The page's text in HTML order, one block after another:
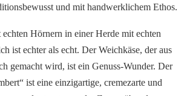
und mit handwerklichem Ethos.
Hörnern in einer Herde mit echten
ist echter als echt. Der Weichkäse, der aus
gemacht wird, ist ein Genuss-Wunder. Der
ist eine einzigartige, cremezarte und